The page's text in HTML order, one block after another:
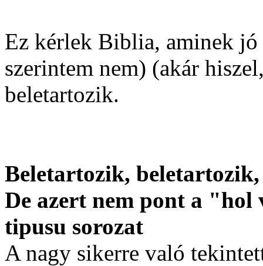
Ez kérlek Biblia, aminek
szerintem nem) (akár
beletartozik.
Beletartozik,
De azert nem pont a
tipusu sorozat
A nagy sikerre való